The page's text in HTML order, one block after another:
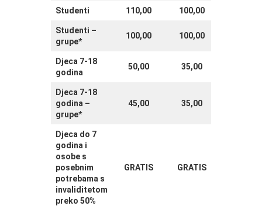
Studenti 110,00 100,00
Studenti –
grupe*
100,00 100,00
Djeca 7-18
godina
50,00 35,00
Djeca 7-18
godina –
grupe*
45,00 35,00
Djeca do 7
godina i
osobe s
posebnim
potrebama s
invaliditetom
preko 50%
GRATIS GRATIS